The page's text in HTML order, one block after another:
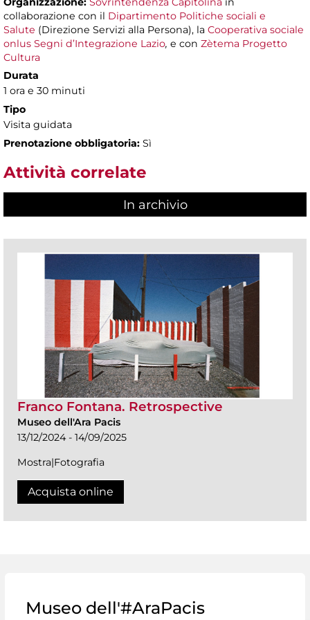
collaborazione con il Dipartimento Politiche sociali e
Salute (Direzione Servizi alla Persona), la Cooperativa sociale
onlus Segni d’Integrazione Lazio, e con Zètema Progetto
Cultura
Durata
1 ora e 30 minuti
Tipo
Visita guidata
Prenotazione obbligatoria: Sì
Attività correlate
In archivio
Franco Fontana. Retrospective
Museo dell'Ara Pacis
13/12/2024 - 14/09/2025
Mostra|Fotografia
Acquista online
Museo dell'#AraPacis